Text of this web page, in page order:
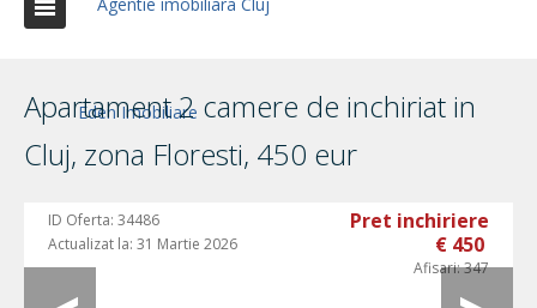
Apartament 2 camere de inchiriat in
Cluj, zona Floresti, 450 eur
ID Oferta: 34486
Actualizat la: 31 Martie 2026
Pret inchiriere
€ 450
Afisari:347